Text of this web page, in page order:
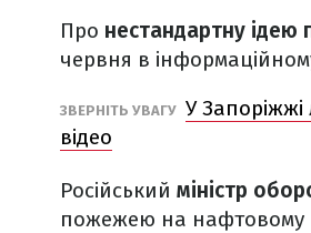
Про нестандартну
червня в
ЗВЕРНІТЬ УВАГУ У
відео
Російський міністр
пожежею на нафтовому